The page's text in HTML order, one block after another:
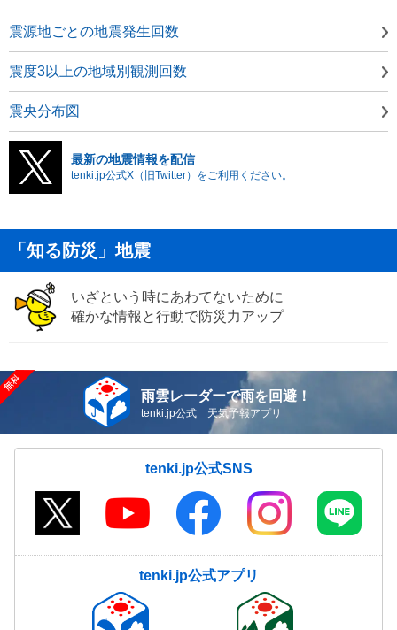
震源地ごとの地震発生回数
震度3以上の地域別観測回数
震央分布図
最新の地震情報を配信
tenki.jp公式X（旧Twitter）をご利用ください。
「知る防災」地震
いざという時にあわてないために
確かな情報と行動で防災力アップ
雨雲レーダーで雨を回避！
tenki.jp公式 天気予報アプリ
tenki.jp公式SNS
tenki.jp公式アプリ